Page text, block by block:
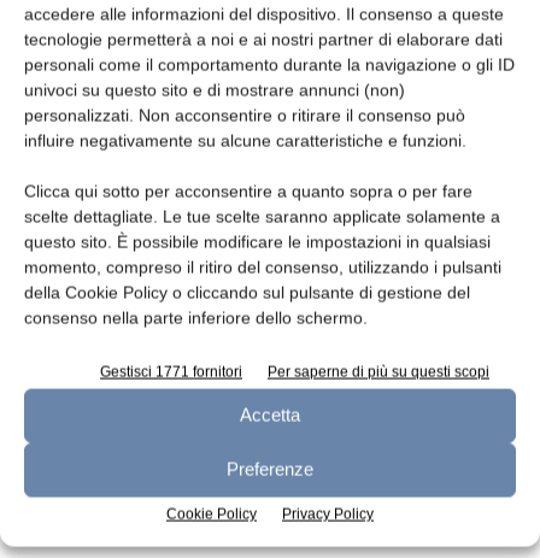
accedere alle informazioni del dispositivo. Il consenso a queste
tecnologie permetterà a noi e ai nostri partner di elaborare dati
personali come il comportamento durante la navigazione o gli ID
univoci su questo sito e di mostrare annunci (non)
personalizzati. Non acconsentire o ritirare il consenso può
influire negativamente su alcune caratteristiche e funzioni.
Clicca qui sotto per acconsentire a quanto sopra o per fare
scelte dettagliate. Le tue scelte saranno applicate solamente a
questo sito. È possibile modificare le impostazioni in qualsiasi
momento, compreso il ritiro del consenso, utilizzando i pulsanti
della Cookie Policy o cliccando sul pulsante di gestione del
consenso nella parte inferiore dello schermo.
Gestisci 1771 fornitori Per saperne di più su questi scopi
Accetta
Preferenze
Cookie Policy Privacy Policy
Leggi la rivista
n.7 - Luglio 2026 n.6 - Giugno 2026